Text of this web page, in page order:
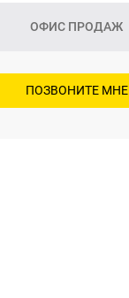
ОФИС ПРОДАЖ
ПОЗВОНИТЕ МНЕ